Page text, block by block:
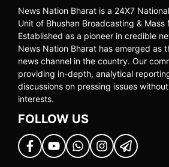
News Nation Bharat is a 24X7
Unit of Bhushan Broadcasting & Mass
Established as a pioneer in credible
News Nation Bharat has emerged as
news channel in the country. Our
providing in-depth, analytical
discussions on pressing issues
interests.
FOLLOW US